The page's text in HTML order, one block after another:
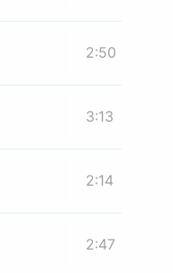
2:50
3:13
2:14
2:47